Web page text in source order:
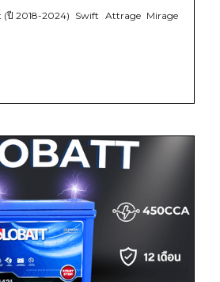
(ปี 2018-2024) Swift Attrage Mirage